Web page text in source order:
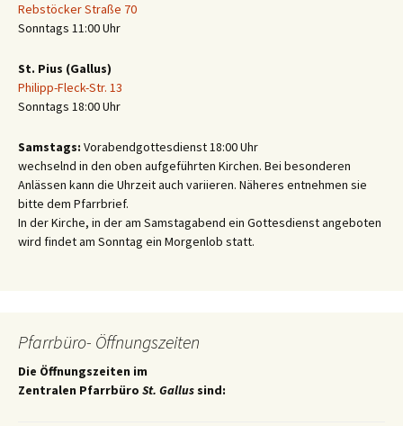
Rebstöcker Straße 70
Sonntags 11:00 Uhr
St. Pius (Gallus)
Philipp-Fleck-Str. 13
Sonntags 18:00 Uhr
Samstags: Vorabendgottesdienst 18:00 Uhr
wechselnd in den oben aufgeführten Kirchen. Bei besonderen
Anlässen kann die Uhrzeit auch variieren. Näheres entnehmen sie
bitte dem Pfarrbrief.
In der Kirche, in der am Samstagabend ein Gottesdienst angeboten
wird findet am Sonntag ein Morgenlob statt.
Pfarrbüro- Öffnungszeiten
Die Öffnungszeiten im
Zentralen Pfarrbüro St. Gallus sind: